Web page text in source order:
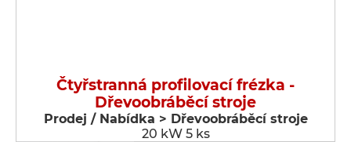
Čtyřstranná profilovací frézka -
Dřevoobráběcí stroje
Prodej / Nabídka > Dřevoobráběcí stroje
20 kW 5 ks